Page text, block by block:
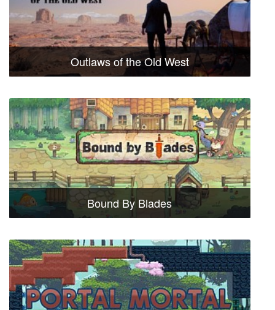
Outlaws of the Old West
Bound By Blades